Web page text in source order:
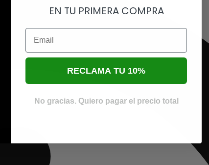
EN TU PRIMERA COMPRA
Email
RECLAMA TU 10%
No gracias. Quiero pagar el precio total